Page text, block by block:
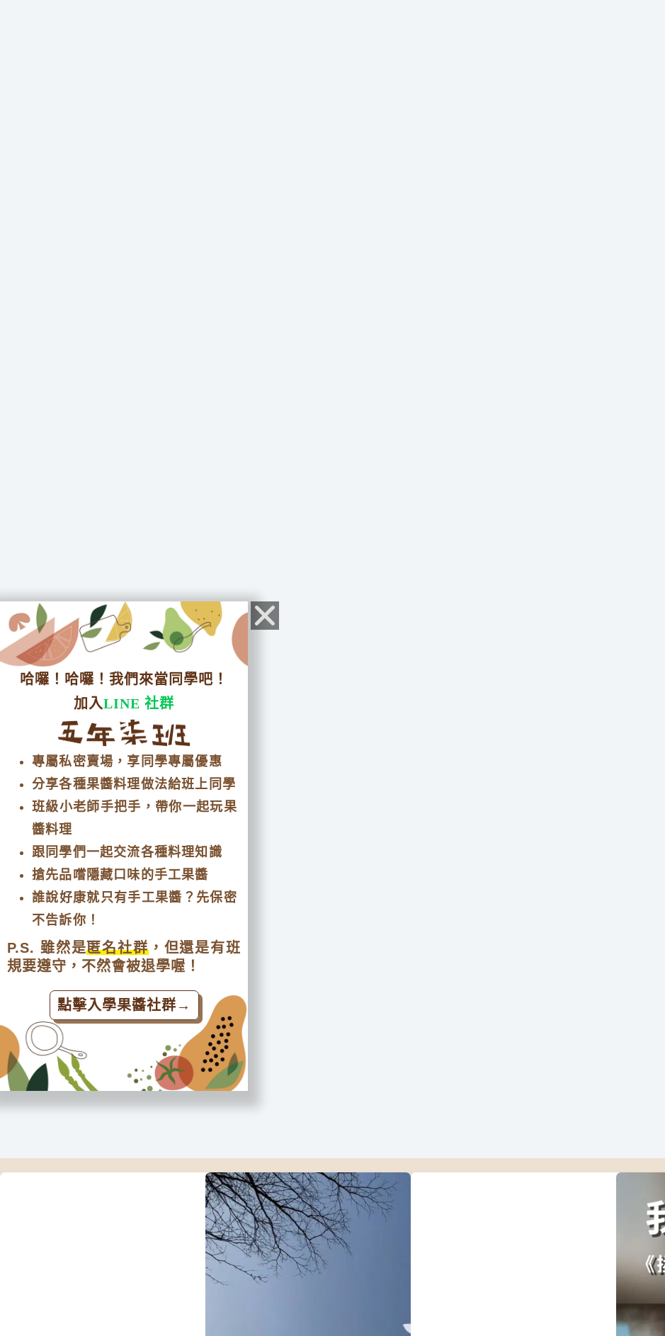
哈囉！哈囉！我們來當同學吧！
加入LINE 社群
專屬私密賣場，享同學專屬優惠
分享各種果醬料理做法給班上同學
班級小老師手把手，帶你一起玩果
醬料理
跟同學們一起交流各種料理知識
搶先品嚐隱藏口味的手工果醬
誰說好康就只有手工果醬？先保密
不告訴你！
P.S. 雖然是匿名社群，但還是有班
規要遵守，不然會被退學喔！
點擊入學果醬社群→